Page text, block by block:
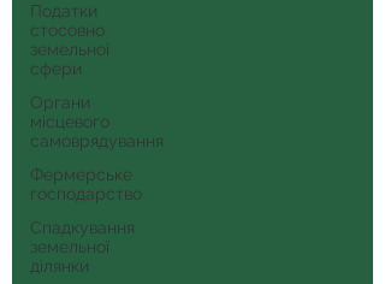
Податки
стосовно
земельної
сфери
Органи
місцевого
самоврядування
Фермерське
господарство
Спадкування
земельної
ділянки